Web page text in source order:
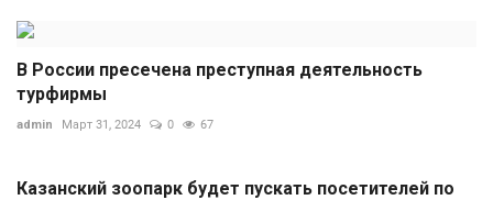
В России пресечена преступная деятельность
турфирмы
admin Март 31, 2024 0 67
Казанский зоопарк будет пускать посетителей по